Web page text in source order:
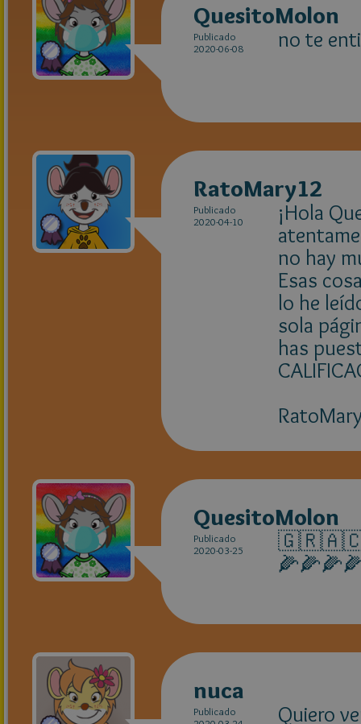
QuesitoMolon
Publicado
2020-06-08
no te
RatoMary12
Publicado
2020-04-10
¡Hola
no hay
Esas
lo he
sola
has
QuesitoMolon
Publicado
2020-03-25
nuca
Publicado
Quiero